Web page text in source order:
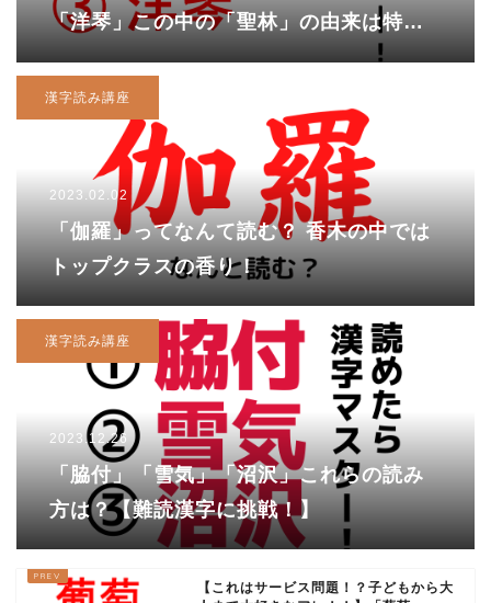
「洋琴」この中の「聖林」の由来は特に
面白い！
漢字読み講座
2023.02.02
「伽羅」ってなんて読む？ 香木の中では
トップクラスの香り！
漢字読み講座
2023.12.26
「脇付」「雪気」「沼沢」これらの読み
方は？【難読漢字に挑戦！】
【これはサービス問題！？子どもから大